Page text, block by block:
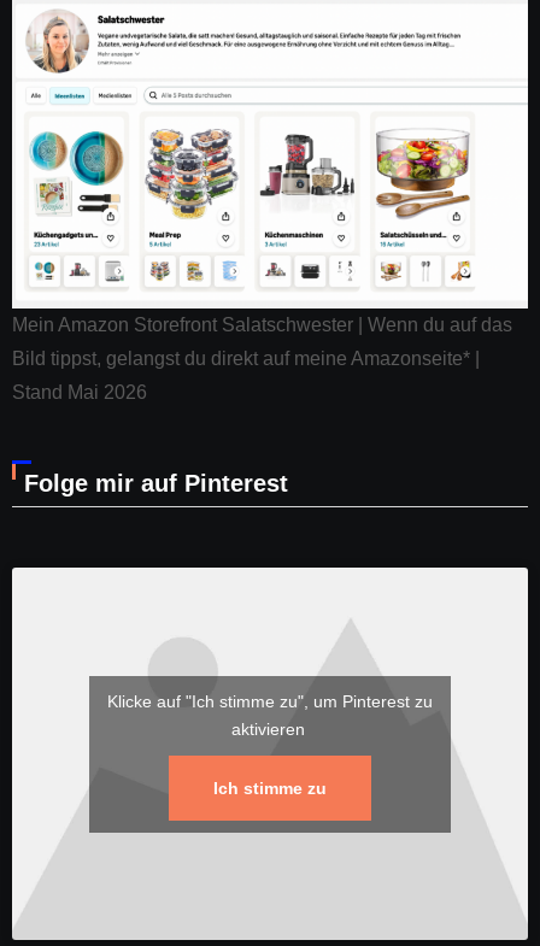
Mein Amazon Storefront Salatschwester | Wenn du auf das
Bild tippst, gelangst du direkt auf meine Amazonseite* |
Stand Mai 2026
Folge mir auf Pinterest
Klicke auf "Ich stimme zu", um Pinterest zu
aktivieren
Ich stimme zu